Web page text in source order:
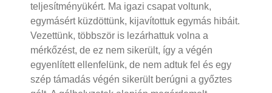
teljesítményükért. Ma igazi csapat voltunk,
egymásért küzdöttünk, kijavítottuk egymás hibáit.
Vezettünk, többször is lezárhattuk volna a
mérkőzést, de ez nem sikerült, így a végén
egyenlített ellenfelünk, de nem adtuk fel és egy
szép támadás végén sikerült berúgni a győztes